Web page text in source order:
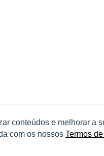
conteúdos e melhorar a
com os nossos Termos